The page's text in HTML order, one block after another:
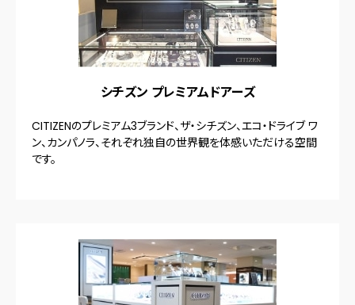
シチズン プレミアムドアーズ
CITIZENのプレミアム3ブランド、ザ・シチズン、エコ・ドライブ ワ
ン、カンパノラ、それぞれ独自の世界観を体感いただける空間
です。